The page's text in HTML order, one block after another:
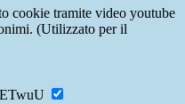
cookie tramite video youtube
(Utilizzato per il